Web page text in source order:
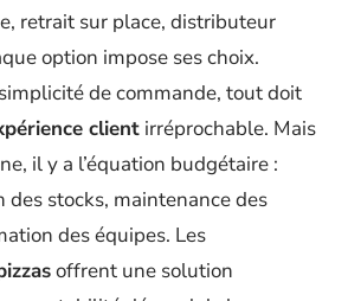
retrait sur place, distributeur
option impose ses choix.
de commande, tout doit
client irréprochable. Mais
il y a l’équation budgétaire :
des stocks, maintenance des
des équipes. Les
offrent une solution